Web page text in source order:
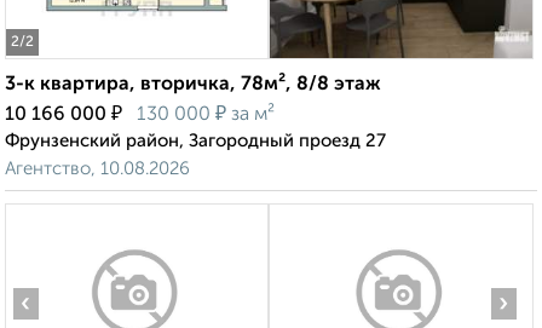
2/2
3-к квартира, вторичка, 78м², 8/8 этаж
10 166 000 ₽ 130 000 ₽ за м²
Фрунзенский район, Загородный проезд 27
Агентство, 10.08.2026
‹ ›